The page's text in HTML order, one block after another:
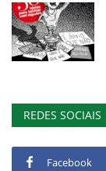
REDES SOCIAIS
Facebook